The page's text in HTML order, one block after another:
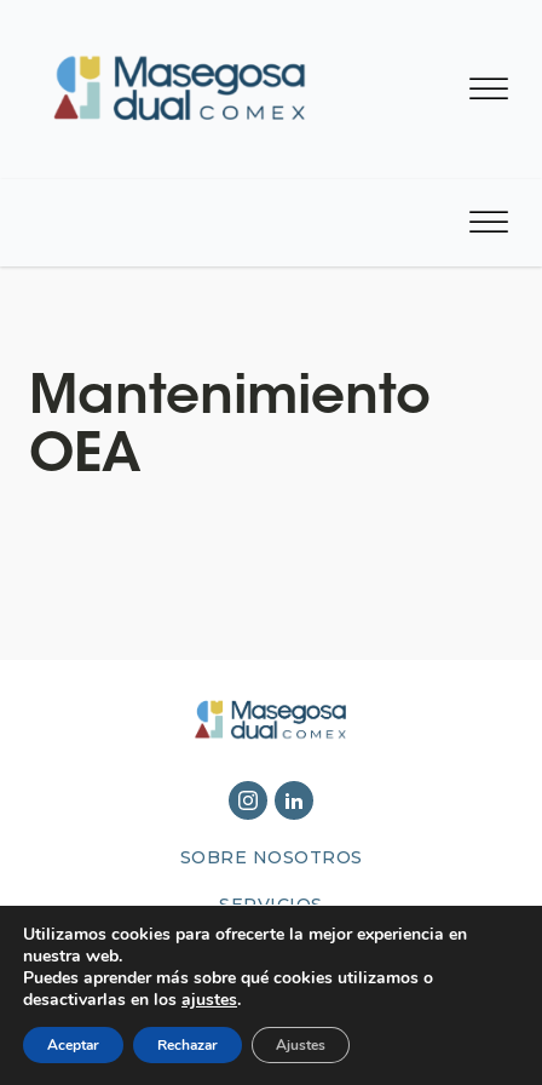
Mantenimiento
OEA
SOBRE NOSOTROS
SERVICIOS
Utilizamos cookies para ofrecerte la mejor experiencia en
nuestra web.
Puedes aprender más sobre qué cookies utilizamos o
desactivarlas en los ajustes.
Aceptar Rechazar Ajustes